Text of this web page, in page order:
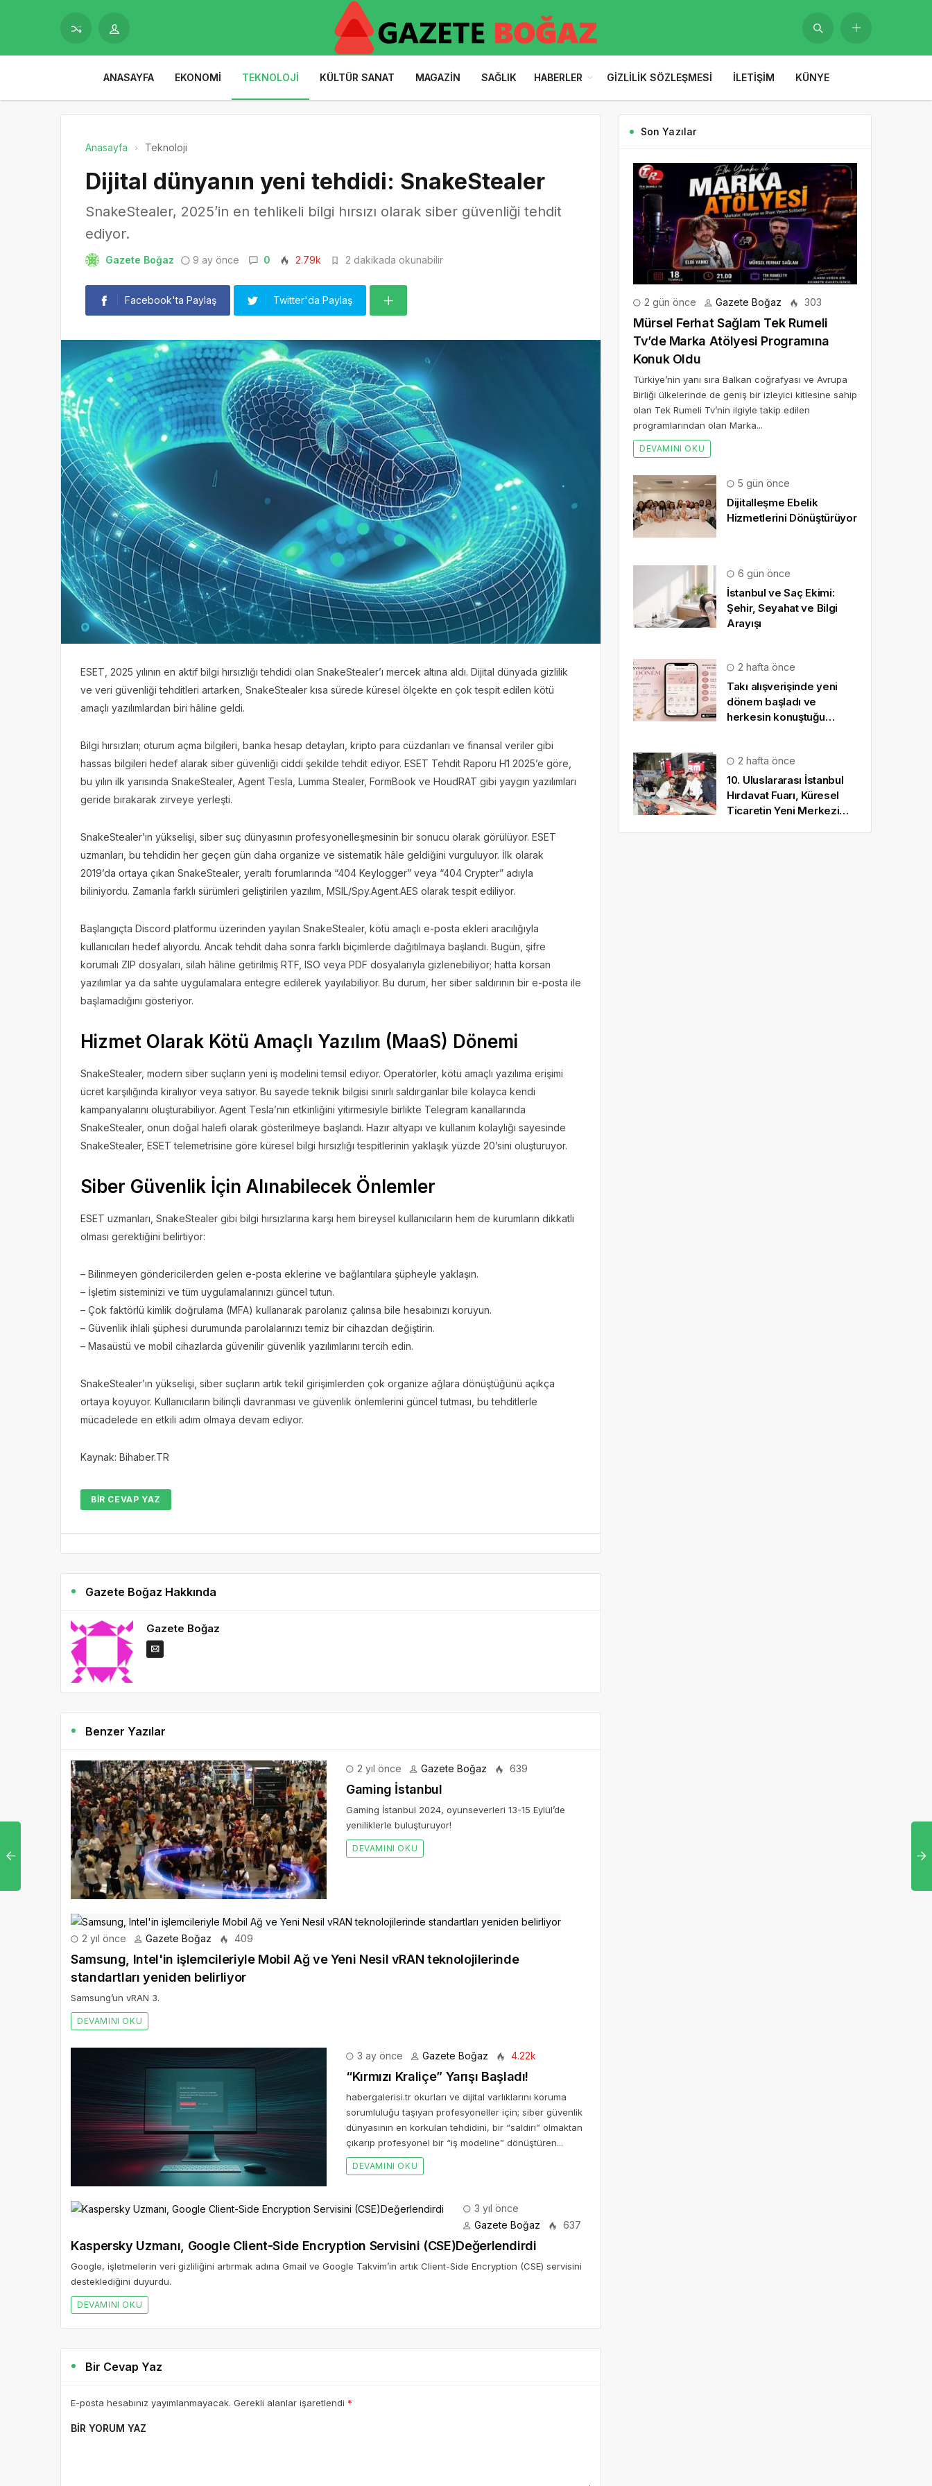
ANASAYFA EKONOMI TEKNOLOJI KÜLTÜR SANAT MAGAZIN SAĞLIK HABERLER GIZLILIK SÖZLEŞMESI İLETIŞIM KÜNYE
Anasayfa Teknoloji
Dijital dünyanın yeni tehdidi: SnakeStealer
SnakeStealer, 2025’in en tehlikeli bilgi hırsızı olarak siber güvenliği tehdit
ediyor.
Gazete Boğaz 9 ay önce 0 2.79k 2 dakikada okunabilir
Facebook'ta Paylaş Twitter'da Paylaş
ESET, 2025 yılının en aktif bilgi hırsızlığı tehdidi olan SnakeStealer’ı mercek altına aldı. Dijital dünyada gizlilik
ve veri güvenliği tehditleri artarken, SnakeStealer kısa sürede küresel ölçekte en çok tespit edilen kötü
amaçlı yazılımlardan biri hâline geldi.
Bilgi hırsızları; oturum açma bilgileri, banka hesap detayları, kripto para cüzdanları ve finansal veriler gibi
hassas bilgileri hedef alarak siber güvenliği ciddi şekilde tehdit ediyor. ESET Tehdit Raporu H1 2025’e göre,
bu yılın ilk yarısında SnakeStealer, Agent Tesla, Lumma Stealer, FormBook ve HoudRAT gibi yaygın yazılımları
geride bırakarak zirveye yerleşti.
SnakeStealer’ın yükselişi, siber suç dünyasının profesyonelleşmesinin bir sonucu olarak görülüyor. ESET
uzmanları, bu tehdidin her geçen gün daha organize ve sistematik hâle geldiğini vurguluyor. İlk olarak
2019’da ortaya çıkan SnakeStealer, yeraltı forumlarında “404 Keylogger” veya “404 Crypter” adıyla
biliniyordu. Zamanla farklı sürümleri geliştirilen yazılım, MSIL/Spy.Agent.AES olarak tespit ediliyor.
Başlangıçta Discord platformu üzerinden yayılan SnakeStealer, kötü amaçlı e-posta ekleri aracılığıyla
kullanıcıları hedef alıyordu. Ancak tehdit daha sonra farklı biçimlerde dağıtılmaya başlandı. Bugün, şifre
korumalı ZIP dosyaları, silah hâline getirilmiş RTF, ISO veya PDF dosyalarıyla gizlenebiliyor; hatta korsan
yazılımlar ya da sahte uygulamalara entegre edilerek yayılabiliyor. Bu durum, her siber saldırının bir e-posta ile
başlamadığını gösteriyor.
Hizmet Olarak Kötü Amaçlı Yazılım (MaaS) Dönemi
SnakeStealer, modern siber suçların yeni iş modelini temsil ediyor. Operatörler, kötü amaçlı yazılıma erişimi
ücret karşılığında kiralıyor veya satıyor. Bu sayede teknik bilgisi sınırlı saldırganlar bile kolayca kendi
kampanyalarını oluşturabiliyor. Agent Tesla’nın etkinliğini yitirmesiyle birlikte Telegram kanallarında
SnakeStealer, onun doğal halefi olarak gösterilmeye başlandı. Hazır altyapı ve kullanım kolaylığı sayesinde
SnakeStealer, ESET telemetrisine göre küresel bilgi hırsızlığı tespitlerinin yaklaşık yüzde 20’sini oluşturuyor.
Siber Güvenlik İçin Alınabilecek Önlemler
ESET uzmanları, SnakeStealer gibi bilgi hırsızlarına karşı hem bireysel kullanıcıların hem de kurumların dikkatli
olması gerektiğini belirtiyor:
– Bilinmeyen göndericilerden gelen e-posta eklerine ve bağlantılara şüpheyle yaklaşın.
– İşletim sisteminizi ve tüm uygulamalarınızı güncel tutun.
– Çok faktörlü kimlik doğrulama (MFA) kullanarak parolanız çalınsa bile hesabınızı koruyun.
– Güvenlik ihlali şüphesi durumunda parolalarınızı temiz bir cihazdan değiştirin.
– Masaüstü ve mobil cihazlarda güvenilir güvenlik yazılımlarını tercih edin.
SnakeStealer’ın yükselişi, siber suçların artık tekil girişimlerden çok organize ağlara dönüştüğünü açıkça
ortaya koyuyor. Kullanıcıların bilinçli davranması ve güvenlik önlemlerini güncel tutması, bu tehditlerle
mücadelede en etkili adım olmaya devam ediyor.
Kaynak: Bihaber.TR
BIR CEVAP YAZ
Gazete Boğaz Hakkında
Gazete Boğaz
Benzer Yazılar
2 yıl önce Gazete Boğaz 639
Gaming İstanbul
Gaming İstanbul 2024, oyunseverleri 13-15 Eylül’de
yeniliklerle buluşturuyor!
DEVAMINI OKU
2 yıl önce Gazete Boğaz 409
Samsung, Intel'in işlemcileriyle Mobil Ağ ve Yeni Nesil vRAN teknolojilerinde
standartları yeniden belirliyor
Samsung’un vRAN 3.
DEVAMINI OKU
3 ay önce Gazete Boğaz 4.22k
“Kırmızı Kraliçe” Yarışı Başladı!
habergalerisi.tr okurları ve dijital varlıklarını koruma
sorumluluğu taşıyan profesyoneller için; siber güvenlik
dünyasının en korkulan tehdidini, bir “saldırı” olmaktan
çıkarıp profesyonel bir “iş modeline” dönüştüren...
DEVAMINI OKU
3 yıl önce
Gazete Boğaz
637
Kaspersky Uzmanı, Google Client-Side Encryption Servisini (CSE)Değerlendirdi
Google, işletmelerin veri gizliliğini artırmak adına Gmail ve Google Takvim’in artık Client-Side Encryption (CSE) servisini
desteklediğini duyurdu.
DEVAMINI OKU
Bir Cevap Yaz
E-posta hesabınız yayımlanmayacak. Gerekli alanlar işaretlendi *
BIR YORUM YAZ
Son Yazılar
2 gün önce Gazete Boğaz 303
Mürsel Ferhat Sağlam Tek Rumeli
Tv’de Marka Atölyesi Programına
Konuk Oldu
Türkiye’nin yanı sıra Balkan coğrafyası ve Avrupa
Birliği ülkelerinde de geniş bir izleyici kitlesine sahip
olan Tek Rumeli Tv’nin ilgiyle takip edilen
programlarından olan Marka...
DEVAMINI OKU
5 gün önce
Dijitalleşme Ebelik
Hizmetlerini Dönüştürüyor
6 gün önce
İstanbul ve Saç Ekimi:
Şehir, Seyahat ve Bilgi
Arayışı
2 hafta önce
Takı alışverişinde yeni
dönem başladı ve
herkesin konuştuğu
2 hafta önce
10. Uluslararası İstanbul
Hırdavat Fuarı, Küresel
Ticaretin Yeni Merkezi